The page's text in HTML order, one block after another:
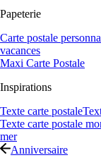
Papeterie
Carte postale
vacances
Maxi Carte Postale
Inspirations
Texte carte postale
Texte carte postale
mer
Anniversaire